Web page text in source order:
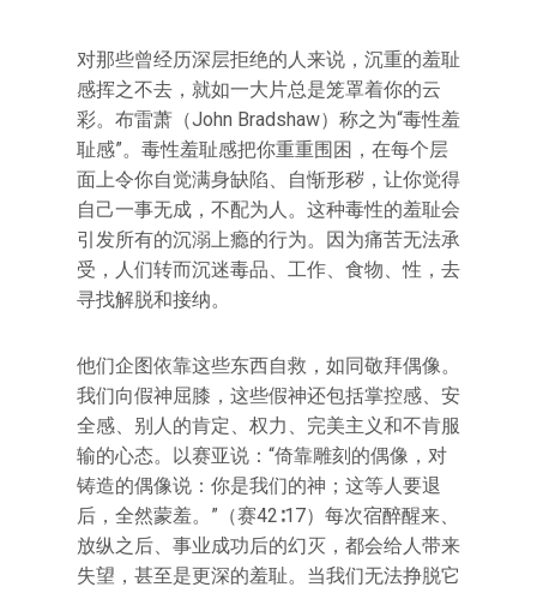
对那些曾经历深层拒绝的人来说，沉重的羞耻
感挥之不去，就如一大片总是笼罩着你的云
彩。布雷萧（John Bradshaw）称之为“毒性羞
耻感”。毒性羞耻感把你重重围困，在每个层
面上令你自觉满身缺陷、自惭形秽，让你觉得
自己一事无成，不配为人。这种毒性的羞耻会
引发所有的沉溺上瘾的行为。因为痛苦无法承
受，人们转而沉迷毒品、工作、食物、性，去
寻找解脱和接纳。
他们企图依靠这些东西自救，如同敬拜偶像。
我们向假神屈膝，这些假神还包括掌控感、安
全感、别人的肯定、权力、完美主义和不肯服
输的心态。以赛亚说：“倚靠雕刻的偶像，对
铸造的偶像说：你是我们的神；这等人要退
后，全然蒙羞。”（赛42∶17）每次宿醉醒来、
放纵之后、事业成功后的幻灭，都会给人带来
失望，甚至是更深的羞耻。当我们无法挣脱它